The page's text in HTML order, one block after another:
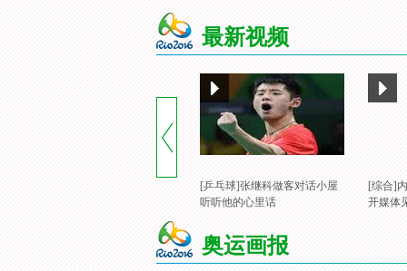
最新视频
[乒乓球]张继科做客对话小屋
听听他的心里话
[综合]
开媒体
奥运画报